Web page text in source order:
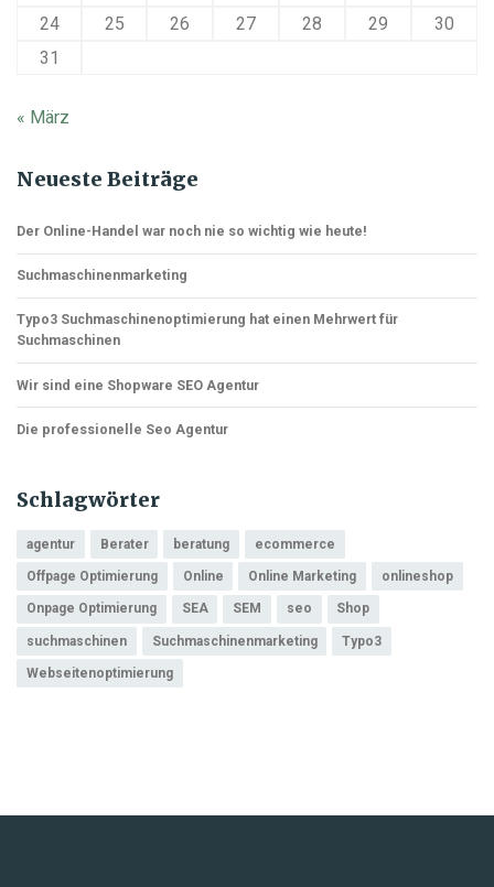
24
25 26 27 28 29
30
31
« März
Neueste Beiträge
Der Online-Handel war noch nie so wichtig wie heute!
Suchmaschinenmarketing
Typo3 Suchmaschinenoptimierung hat einen Mehrwert für
Suchmaschinen
Wir sind eine Shopware SEO Agentur
Die professionelle Seo Agentur
Schlagwörter
agentur Berater beratung ecommerce
Offpage Optimierung Online Online Marketing onlineshop
Onpage Optimierung SEA SEM seo Shop
suchmaschinen Suchmaschinenmarketing Typo3
Webseitenoptimierung